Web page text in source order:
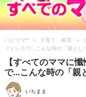
ハピママ* > 子育て・教育 >
ァミレスで…こんな時の「親とし
【すべてのママに
で…こんな時の「親
いちまま